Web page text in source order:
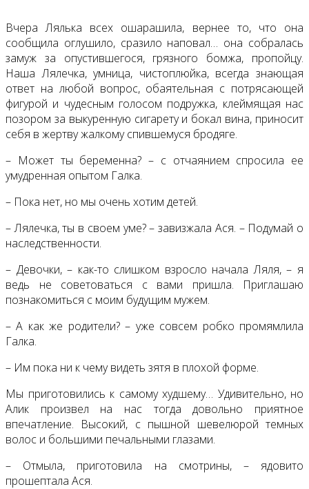
Вчера Лялька всех ошарашила, вернее то, что она
сообщила оглушило, сразило наповал… она собралась
замуж за опустившегося, грязного бомжа, пропойцу.
Наша Лялечка, умница, чистоплюйка, всегда знающая
ответ на любой вопрос, обаятельная с потрясающей
фигурой и чудесным голосом подружка, клеймящая нас
позором за выкуренную сигарету и бокал вина, приносит
себя в жертву жалкому спившемуся бродяге.
– Может ты беременна? – с отчаянием спросила ее
умудренная опытом Галка.
– Пока нет, но мы очень хотим детей.
– Лялечка, ты в своем уме? – завизжала Ася. – Подумай о
наследственности.
– Девочки, – как-то слишком взросло начала Ляля, – я
ведь не советоваться с вами пришла. Приглашаю
познакомиться с моим будущим мужем.
– А как же родители? – уже совсем робко промямлила
Галка.
– Им пока ни к чему видеть зятя в плохой форме.
Мы приготовились к самому худшему… Удивительно, но
Алик произвел на нас тогда довольно приятное
впечатление. Высокий, с пышной шевелюрой темных
волос и большими печальными глазами.
– Отмыла, приготовила на смотрины, – ядовито
прошептала Ася.